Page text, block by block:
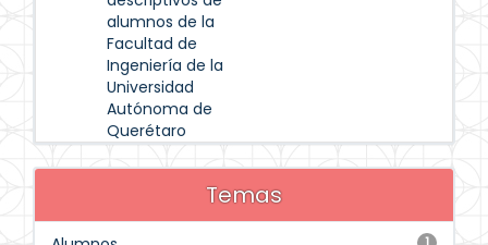
alumnos de la
Facultad de
Ingeniería de la
Universidad
Autónoma de
Querétaro
Temas